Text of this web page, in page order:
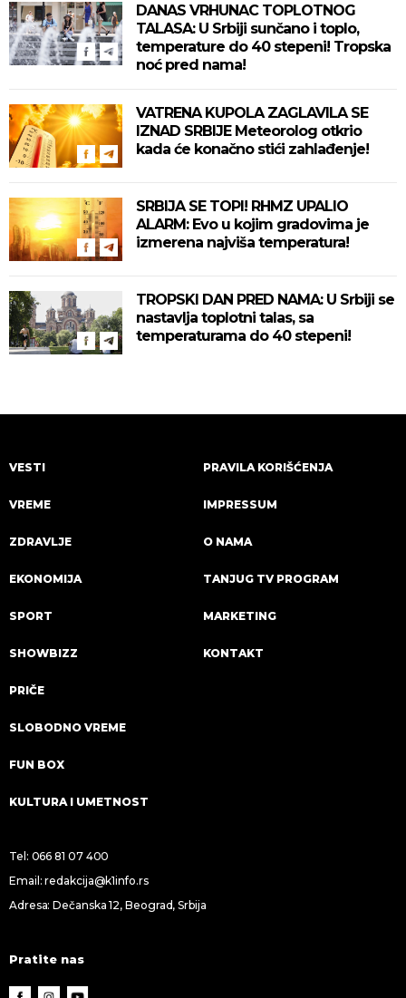
DANAS VRHUNAC TOPLOTNOG
TALASA: U Srbiji sunčano i toplo,
temperature do 40 stepeni! Tropska
noć pred nama!
VATRENA KUPOLA ZAGLAVILA SE
IZNAD SRBIJE Meteorolog otkrio
kada će konačno stići zahlađenje!
SRBIJA SE TOPI! RHMZ UPALIO
ALARM: Evo u kojim gradovima je
izmerena najviša temperatura!
TROPSKI DAN PRED NAMA: U Srbiji se
nastavlja toplotni talas, sa
temperaturama do 40 stepeni!
VESTI
VREME
ZDRAVLJE
EKONOMIJA
SPORT
SHOWBIZZ
PRIČE
SLOBODNO VREME
FUN BOX
KULTURA I UMETNOST
PRAVILA KORIŠĆENJA
IMPRESSUM
O NAMA
TANJUG TV PROGRAM
MARKETING
KONTAKT
Tel: 066 81 07 400
Email:redakcija@k1info.rs
Adresa: Dečanska 12, Beograd, Srbija
Pratite nas